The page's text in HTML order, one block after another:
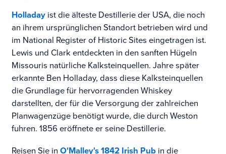
Holladayist die älteste Destillerie der USA, die noch
an ihrem ursprünglichen Standort betrieben wird und
im National Register of Historic Sites eingetragen ist.
Lewis und Clark entdeckten in den sanften Hügeln
Missouris natürliche Kalksteinquellen. Jahre später
erkannte Ben Holladay, dass diese Kalksteinquellen
die Grundlage für hervorragenden Whiskey
darstellten, der für die Versorgung der zahlreichen
Planwagenzüge benötigt wurde, die durch Weston
fuhren. 1856 eröffnete er seine Destillerie.
Reisen Sie in O'Malley's 1842 Irish Pubin die